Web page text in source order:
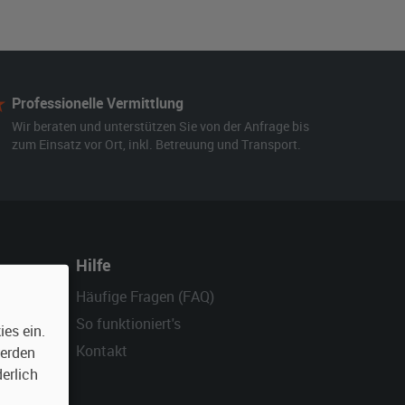
Professionelle Vermittlung
Wir beraten und unterstützen Sie von der Anfrage bis
zum Einsatz vor Ort, inkl. Betreuung und Transport.
Hilfe
Häufige Fragen (FAQ)
So funktioniert's
Kontakt
ein.